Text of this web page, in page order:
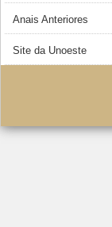
Anais Anteriores
Site da Unoeste